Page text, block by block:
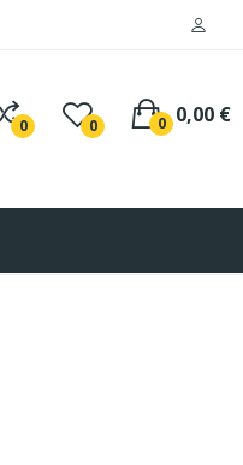
0 0 0,00 €
0